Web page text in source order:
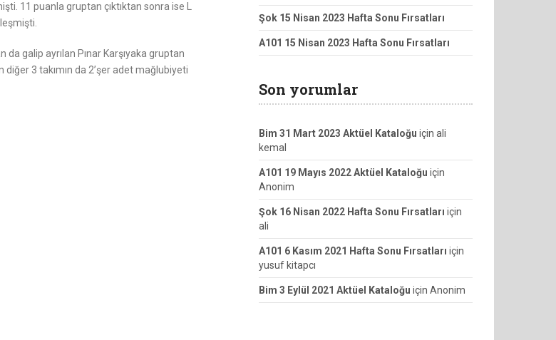
11 puanla gruptan çıktıktan sonra ise L
da galip ayrılan Pınar Karşıyaka gruptan
diğer 3 takımın da 2’şer adet mağlubiyeti
Şok 15 Nisan 2023 Hafta Sonu Fırsatları
A101 15 Nisan 2023 Hafta Sonu Fırsatları
Son yorumlar
Bim 31 Mart 2023 Aktüel Kataloğu için ali
kemal
A101 19 Mayıs 2022 Aktüel Kataloğu için
Anonim
Şok 16 Nisan 2022 Hafta Sonu Fırsatları için
ali
A101 6 Kasım 2021 Hafta Sonu Fırsatları için
yusuf kitapcı
Bim 3 Eylül 2021 Aktüel Kataloğu için Anonim